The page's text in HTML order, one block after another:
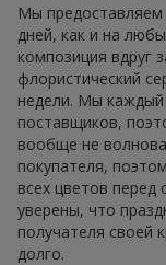
Мы предоставляем
дней, как и на
композиция вдруг
флористический
недели. Мы каждый
поставщиков,
вообще не
покупателя,
всех цветов
уверены, что
получателя своей
долго.